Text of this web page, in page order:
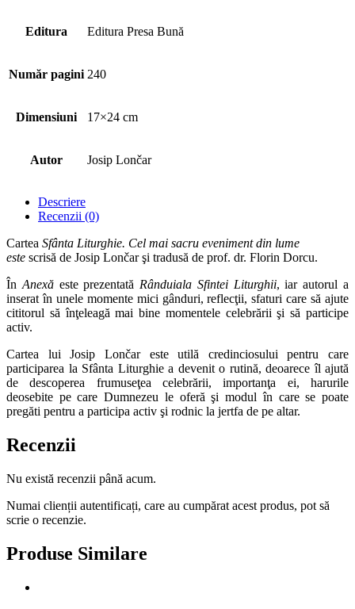
Editura Editura Presa Bună
Număr pagini 240
Dimensiuni 17×24 cm
Autor Josip Lončar
Descriere
Recenzii (0)
Cartea Sfânta Liturghie. Cel mai sacru eveniment din lume
este scrisă de Josip Lončar şi tradusă de prof. dr. Florin Dorcu.
În Anexăeste prezentată Rânduiala Sfintei Liturghii, iar autorul a
inserat în unele momente mici gânduri, reflecţii, sfaturi care să ajute
cititorul să înţeleagă mai bine momentele celebrării şi să participe
activ.
Cartea lui Josip Lončar este utilă credinciosului pentru care
participarea la Sfânta Liturghie a devenit o rutină, deoarece îl ajută
de descoperea frumuseţea celebrării, importanţa ei, harurile
deosebite pe care Dumnezeu le oferă şi modul în care se poate
pregăti pentru a participa activ şi rodnic la jertfa de pe altar.
Recenzii
Nu există recenzii până acum.
Numai clienții autentificați, care au cumpărat acest produs, pot să
scrie o recenzie.
Produse Similare